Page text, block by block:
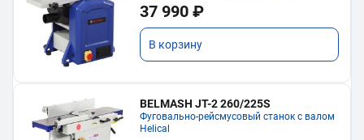
37 990 ₽
В корзину
BELMASH JT-2 260/225S
Фуговально-рейсмусовый станок с валом
Helical